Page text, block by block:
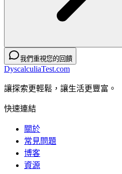
我們重視您的回饋
DyscalculiaTest.com
讓探索更輕鬆，讓生活更豐富。
快速連結
關於
常見問題
博客
資源